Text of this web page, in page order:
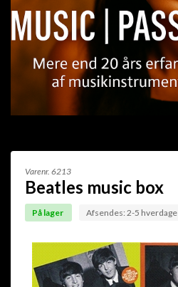
Varenr. 6213
Beatles music box
På lager Afsendes: 2-5 hverdage